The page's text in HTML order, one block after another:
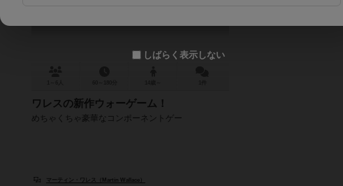
ワレスの新作ウォーゲーム！
めちゃくちゃ豪華なコンポーネントゲー
マーティン・ワレス（Martin Wallace）
しばらく表示しない